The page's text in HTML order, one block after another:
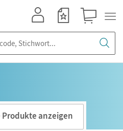
Produkte anzeigen